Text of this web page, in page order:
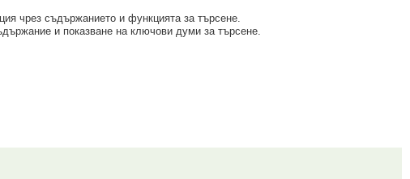
чрез съдържанието и функцията за търсене.
и показване на ключови думи за търсене.